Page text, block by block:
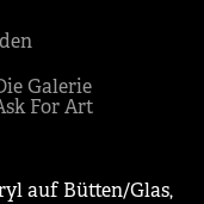
Galerie
For Art
auf Bütten/Glas,